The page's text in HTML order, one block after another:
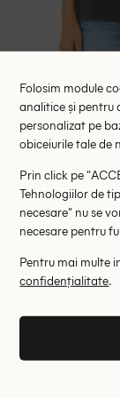
Tricou
- 63%
Folosim module
analitice și pentru
personalizat pe
obiceiurile tale de
Prin click pe
Tehnologiilor de
necesare" nu se
necesare pentru
Pentru mai multe
confidențialitate.